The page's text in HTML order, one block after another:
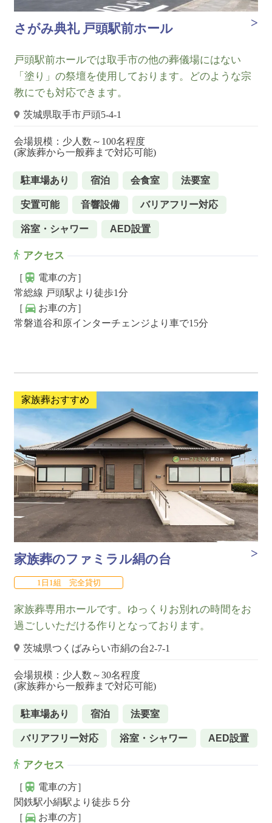
さがみ典礼 戸頭駅前ホール
戸頭駅前ホールでは取手市の他の葬儀場にはない
「塗り」の祭壇を使用しております。どのような宗
教にでも対応できます。
茨城県取手市戸頭5-4-1
会場規模：少人数～100名程度
(家族葬から一般葬まで対応可能)
駐車場あり 宿泊 会食室 法要室
安置可能 音響設備 バリアフリー対応
浴室・シャワー AED設置
アクセス
［
電車の方］
常総線 戸頭駅より徒歩1分
［
お車の方］
常磐道谷和原インターチェンジより車で15分
家族葬おすすめ
家族葬のファミラル絹の台
1日1組 完全貸切
家族葬専用ホールです。ゆっくりお別れの時間をお
過ごしいただける作りとなっております。
茨城県つくばみらい市絹の台2-7-1
会場規模：少人数～30名程度
(家族葬から一般葬まで対応可能)
駐車場あり 宿泊 法要室
バリアフリー対応 浴室・シャワー AED設置
アクセス
［
電車の方］
関鉄駅小絹駅より徒歩５分
［
お車の方］